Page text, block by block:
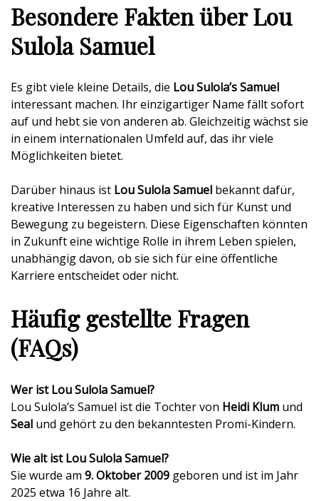
Besondere Fakten über Lou
Sulola Samuel
Es gibt viele kleine Details, die Lou Sulola’s Samuel
interessant machen. Ihr einzigartiger Name fällt sofort
auf und hebt sie von anderen ab. Gleichzeitig wächst sie
in einem internationalen Umfeld auf, das ihr viele
Möglichkeiten bietet.
Darüber hinaus ist Lou Sulola Samuel bekannt dafür,
kreative Interessen zu haben und sich für Kunst und
Bewegung zu begeistern. Diese Eigenschaften könnten
in Zukunft eine wichtige Rolle in ihrem Leben spielen,
unabhängig davon, ob sie sich für eine öffentliche
Karriere entscheidet oder nicht.
Häufig gestellte Fragen
(FAQs)
Wer ist Lou Sulola Samuel?
Lou Sulola’s Samuel ist die Tochter von Heidi Klum und
Seal und gehört zu den bekanntesten Promi-Kindern.
Wie alt ist Lou Sulola Samuel?
Sie wurde am 9. Oktober 2009 geboren und ist im Jahr
2025 etwa 16 Jahre alt.